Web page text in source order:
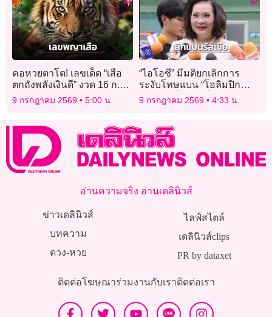
คอหวยตาโต! เลขเด็ด “เสือ
ตกถังพลังเงินดี” งวด 16 ก.ค.
69 ปล่อยครบชุดเด่น-รอง
9 กรกฎาคม 2569 5:00 น.
“ไอโอซี” มีมติยกเลิกการ
ระงับโทษแบน “โอลิมปิก
รัสเซีย” เป็นการชั่วคราวแล้ว
9 กรกฎาคม 2569 4:33 น.
อ่านความจริง อ่านเดลินิวส์
ข่าวเดลินิวส์
บทความ
ดวง-หวย
ไลฟ์สไตล์
เดลินิวส์clips
PR by dataxet
ติดต่อโฆษณาร่วมงานกับเราติดต่อเรา